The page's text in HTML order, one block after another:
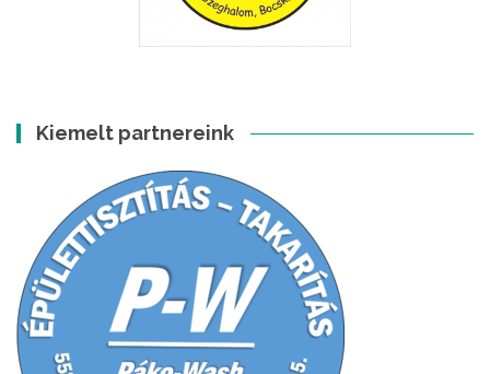
Kiemelt partnereink